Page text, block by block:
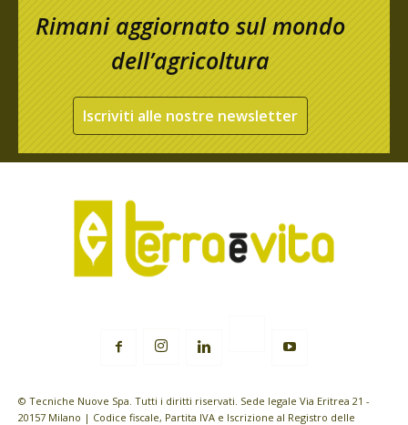
Rimani aggiornato sul mondo
dell’agricoltura
Iscriviti alle nostre newsletter
© Tecniche Nuove Spa. Tutti i diritti riservati. Sede legale Via Eritrea 21 -
20157 Milano | Codice fiscale, Partita IVA e Iscrizione al Registro delle